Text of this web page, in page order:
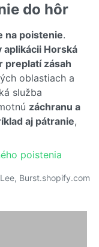
do hôr
na poistenie.
aplikácii Horská
preplatí zásah
oblastiach a
služba
záchranu a
aj pátranie,
poistenia
Burst.shopify.com